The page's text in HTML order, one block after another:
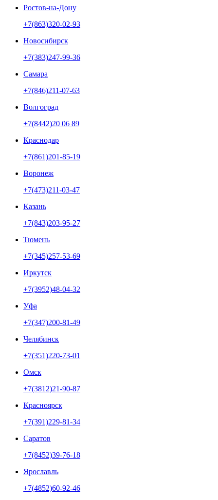
Ростов-на-Дону
+7(863)320-02-93
Новосибирск
+7(383)247-99-36
Самара
+7(846)211-07-63
Волгоград
+7(8442)20 06 89
Краснодар
+7(861)201-85-19
Воронеж
+7(473)211-03-47
Казань
+7(843)203-95-27
Тюмень
+7(345)257-53-69
Иркутск
+7(3952)48-04-32
Уфа
+7(347)200-81-49
Челябинск
+7(351)220-73-01
Омск
+7(3812)21-90-87
Красноярск
+7(391)229-81-34
Саратов
+7(8452)39-76-18
Ярославль
+7(4852)60-92-46